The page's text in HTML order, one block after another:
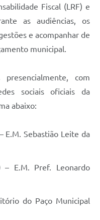
Fiscal (LRF) e
as audiências, os
e acompanhar de
municipal.
com
sociais oficiais da
abaixo:
E.M. Sebastião Leite da
– E.M. Pref. Leonardo
do Paço Municipal